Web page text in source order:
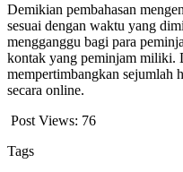
Demikian pembahasan
sesuai dengan waktu yang
mengganggu bagi para
kontak yang peminjam miliki.
mempertimbangkan sejumlah
secara online.
Post Views: 76
Tags